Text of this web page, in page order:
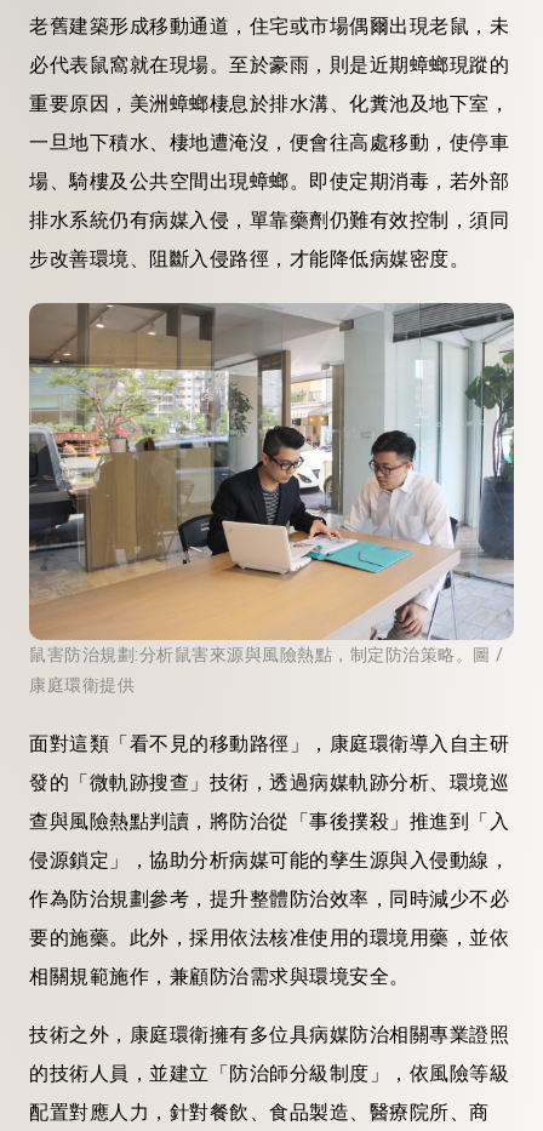
老舊建築形成移動通道，住宅或市場偶爾出現老鼠，未
必代表鼠窩就在現場。至於豪雨，則是近期蟑螂現蹤的
重要原因，美洲蟑螂棲息於排水溝、化糞池及地下室，
一旦地下積水、棲地遭淹沒，便會往高處移動，使停車
場、騎樓及公共空間出現蟑螂。即使定期消毒，若外部
排水系統仍有病媒入侵，單靠藥劑仍難有效控制，須同
步改善環境、阻斷入侵路徑，才能降低病媒密度。
鼠害防治規劃:分析鼠害來源與風險熱點，制定防治策略。圖 /
康庭環衛提供
面對這類「看不見的移動路徑」，康庭環衛導入自主研
發的「微軌跡搜查」技術，透過病媒軌跡分析、環境巡
查與風險熱點判讀，將防治從「事後撲殺」推進到「入
侵源鎖定」，協助分析病媒可能的孳生源與入侵動線，
作為防治規劃參考，提升整體防治效率，同時減少不必
要的施藥。此外，採用依法核准使用的環境用藥，並依
相關規範施作，兼顧防治需求與環境安全。
技術之外，康庭環衛擁有多位具病媒防治相關專業證照
的技術人員，並建立「防治師分級制度」，依風險等級
配置對應人力，針對餐飲、食品製造、醫療院所、商